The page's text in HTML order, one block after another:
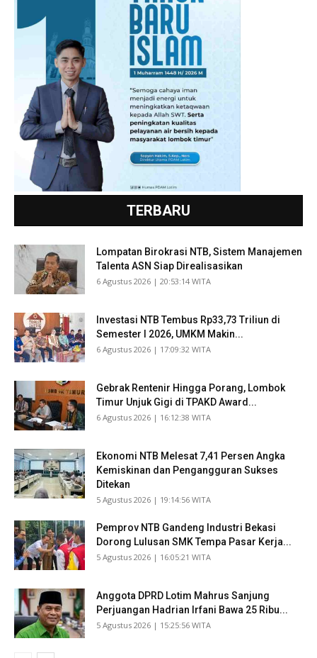
TERBARU
Lompatan Birokrasi NTB, Sistem Manajemen
Talenta ASN Siap Direalisasikan
​6 Agustus 2026 | 20:53:14 WITA
Investasi NTB Tembus Rp33,73 Triliun di
Semester I 2026, UMKM Makin...
​6 Agustus 2026 | 17:09:32 WITA
Gebrak Rentenir Hingga Porang, Lombok
Timur Unjuk Gigi di TPAKD Award...
​6 Agustus 2026 | 16:12:38 WITA
Ekonomi NTB Melesat 7,41 Persen Angka
Kemiskinan dan Pengangguran Sukses
Ditekan
​5 Agustus 2026 | 19:14:56 WITA
Pemprov NTB Gandeng Industri Bekasi
Dorong Lulusan SMK Tempa Pasar Kerja...
​5 Agustus 2026 | 16:05:21 WITA
Anggota DPRD Lotim Mahrus Sanjung
Perjuangan Hadrian Irfani Bawa 25 Ribu...
​5 Agustus 2026 | 15:25:56 WITA